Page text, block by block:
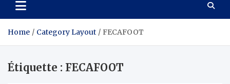
Home Category Layout FECAFOOT
Étiquette : FECAFOOT